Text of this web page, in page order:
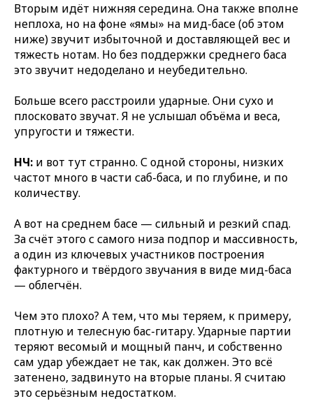
Вторым идёт нижняя середина. Она также вполне
неплоха, но на фоне «ямы» на мид-басе (об этом
ниже) звучит избыточной и доставляющей вес и
тяжесть нотам. Но без поддержки среднего баса
это звучит недоделано и неубедительно.
Больше всего расстроили ударные. Они сухо и
плосковато звучат. Я не услышал объёма и веса,
упругости и тяжести.
НЧ: и вот тут странно. С одной стороны, низких
частот много в части саб-баса, и по глубине, и по
количеству.
А вот на среднем басе — сильный и резкий спад.
За счёт этого с самого низа подпор и массивность,
а один из ключевых участников построения
фактурного и твёрдого звучания в виде мид-баса
— облегчён.
Чем это плохо? А тем, что мы теряем, к примеру,
плотную и телесную бас-гитару. Ударные партии
теряют весомый и мощный панч, и собственно
сам удар убеждает не так, как должен. Это всё
затенено, задвинуто на вторые планы. Я считаю
это серьёзным недостатком.